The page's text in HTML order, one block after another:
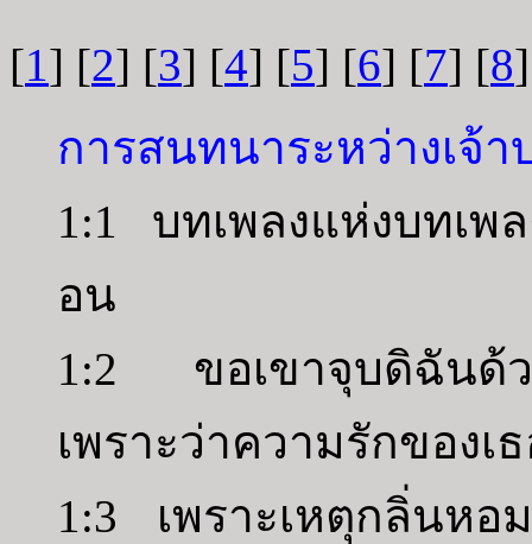
[1] [2] [3] [4] [5] [6] [7] [8]
การสนทนาระหว่างเจ้า
1:1 บทเพลงแห่งบทเพ
อน
1:2 ขอเขาจุบดิฉันด้ว
เพราะว่าความรักของเ
1:3 เพราะเหตุกลิ่นห